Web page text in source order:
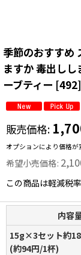
季節のおすすめ
ますか 毒出し
ーブティー [492]
販売価格:
オプションにより価格が
希望小売価格:
この商品は軽減税
内容
15g×3セット約
(約94円/1杯)